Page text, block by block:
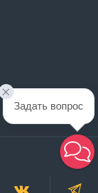
Задать вопрос